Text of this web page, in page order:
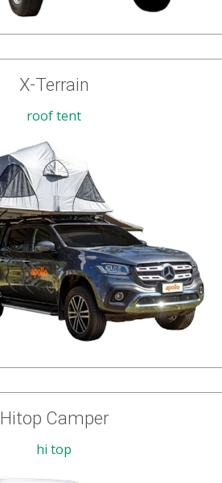
X-Terrain
roof tent
Hitop Camper
hi top